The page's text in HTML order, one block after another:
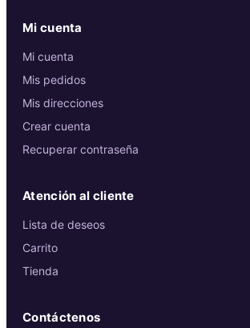
Mi cuenta
Mi cuenta
Mis pedidos
Mis direcciones
Crear cuenta
Recuperar contraseña
Atención al cliente
Lista de deseos
Carrito
Tienda
Contáctenos